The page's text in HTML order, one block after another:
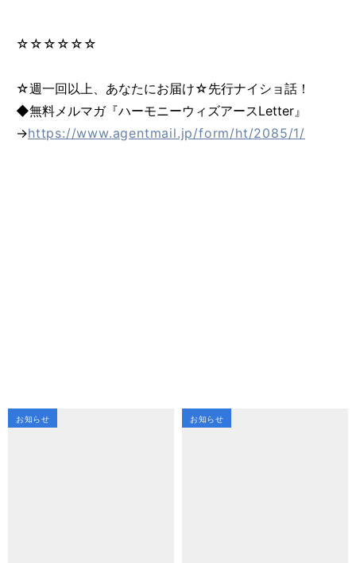
☆☆☆☆☆☆
☆週一回以上、あなたにお届け☆先行ナイショ話！
◆無料メルマガ『ハーモニーウィズアースLetter』
→https://www.agentmail.jp/form/ht/2085/1/
お知らせ お知らせ